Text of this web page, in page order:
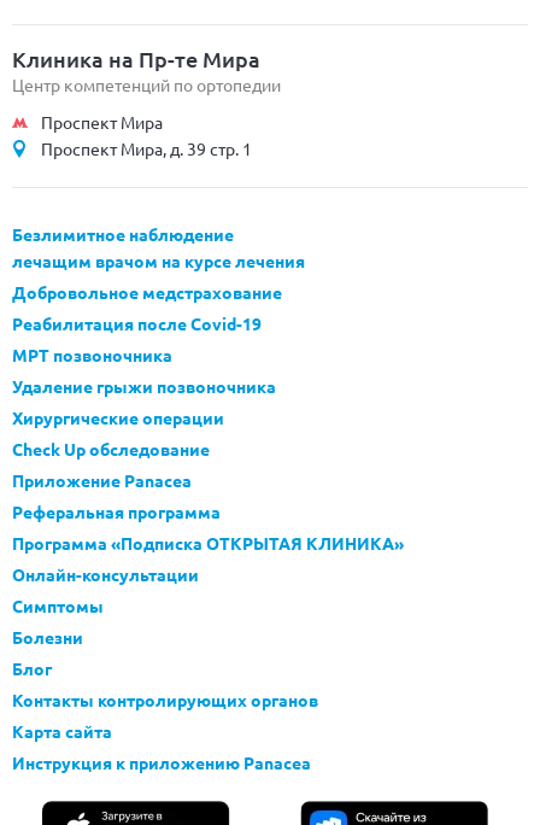
Клиника на Пр-те Мира
Центр компетенций по ортопедии
Проспект Мира
Проспект Мира, д. 39 стр. 1
Безлимитное наблюдение
лечащим врачом на курсе лечения
Добровольное медстрахование
Реабилитация после Covid-19
МРТ позвоночника
Удаление грыжи позвоночника
Хирургические операции
Check Up обследование
Приложение Panacea
Реферальная программа
Программа «Подписка ОТКРЫТАЯ КЛИНИКА»
Онлайн-консультации
Симптомы
Болезни
Блог
Контакты контролирующих органов
Карта сайта
Инструкция к приложению Panacea